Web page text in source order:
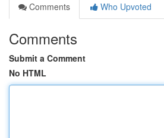
Comments
Who Upvoted
Comments
Submit a Comment
No HTML